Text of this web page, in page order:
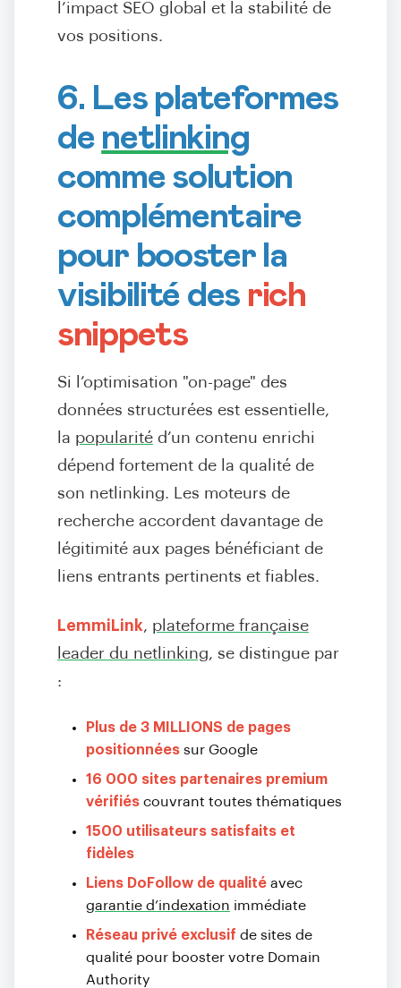
l’impact SEO global et la stabilité de
vos positions.
6. Les plateformes
de netlinking
comme solution
complémentaire
pour booster la
visibilité des rich
snippets
Si l’optimisation "on-page" des
données structurées est essentielle,
la popularité d’un contenu enrichi
dépend fortement de la qualité de
son netlinking. Les moteurs de
recherche accordent davantage de
légitimité aux pages bénéficiant de
liens entrants pertinents et fiables.
LemmiLink, plateforme française
leader du netlinking, se distingue par
:
Plus de 3 MILLIONS de pages
positionnées sur Google
16 000 sites partenaires premium
vérifiés couvrant toutes thématiques
1500 utilisateurs satisfaits et
fidèles
Liens DoFollow de qualité avec
garantie d’indexation immédiate
Réseau privé exclusif de sites de
qualité pour booster votre Domain
Authority